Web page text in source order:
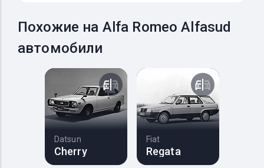
Похожие на Alfa Romeo Alfasud
автомобили
Datsun
Cherry
Fiat
Regata